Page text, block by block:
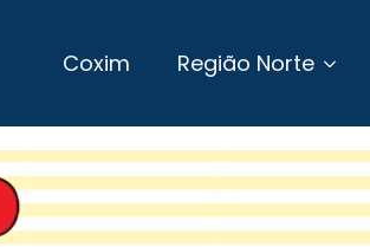
Coxim Região Norte